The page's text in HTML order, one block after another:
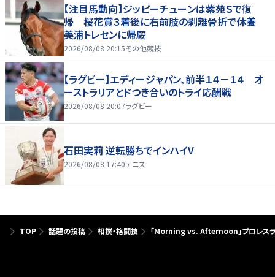
【注目馬動向】ジッピーチューンは紫苑Ｓで復
帰 桜花賞３着後に右前肢の剥離骨折で休養
美浦トレセンに帰厩
2026/08/08 20:15その他競技
【ラグビー】エディージャパン、前半１４－１４ オ
ーストラリアとドつき合いのトライ応酬戦
2026/08/08 20:07ラグビー
石田実莉 逆転勝ちでインハイV
2026/08/08 17:40テニス
TOP 話題の投稿 相撲・格闘技 「Morning vs. Afternoon」プロレスラ